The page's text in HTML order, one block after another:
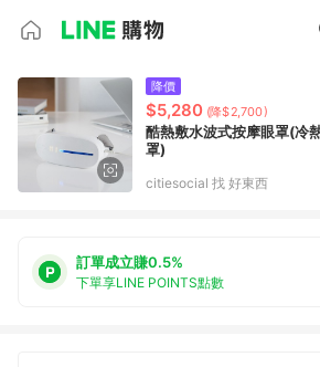
降價
$5,280 (降$2,700)
酷熱敷水波式按摩眼罩(冷
罩)
citiesocial 找 好東西
訂單成立賺0.5%
下單享LINE POINTS點數